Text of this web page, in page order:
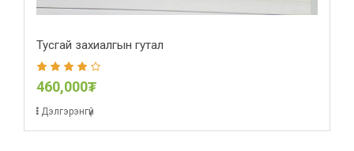
Тусгай захиалгын гутал
460,000₮
Дэлгэрэнгүй